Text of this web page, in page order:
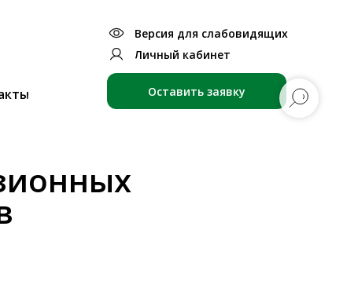
Оставить заявку
Версия для слабовидящих
Личный кабинет